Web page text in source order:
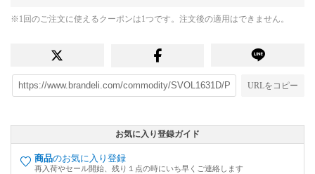
※1回のご注文に使えるクーポンは1つです。注文後の適用はできません。
URLをコピー
お気に入り登録ガイド
商品のお気に入り登録
再入荷やセール開始、残り１点の時にいち早くご連絡します